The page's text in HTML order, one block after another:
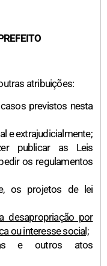
atribuições:
previstos nesta
e extrajudicialmente;
publicar as Leis
os regulamentos
os projetos de lei
desapropriação por
ou interesse social;
e outros atos